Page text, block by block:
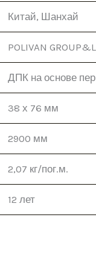
Китай, Шанхай
POLIVAN
ДПК на основе
38 х 76 мм
2900 мм
2,07 кг/пог.м.
12 лет